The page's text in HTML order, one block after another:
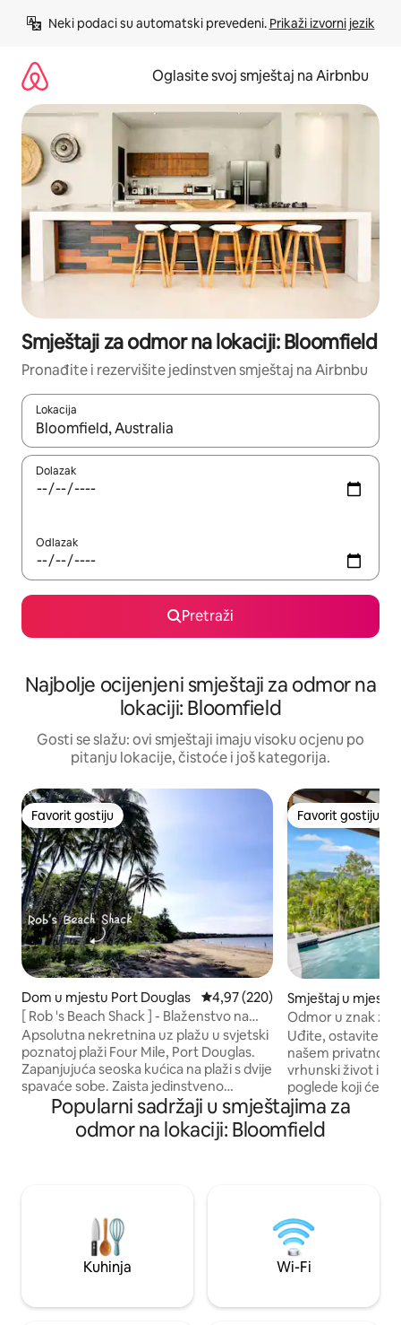
Neki podaci su automatski prevedeni. Prikaži izvorni jezik
Oglasite svoj smještaj na Airbnbu
Smještaji za odmor na lokaciji: Bloomfield
Pronađite i rezervišite jedinstven smještaj na Airbnbu
Lokacija
Kad rezultati budu dostupni, krećite se gore i dolje pomoću
Dolazak
Odlazak
Pretraži
Najbolje ocijenjeni smještaji za odmor na
lokaciji: Bloomfield
Gosti se slažu: ovi smještaji imaju visoku ocjenu po
pitanju lokacije, čistoće i još kategorija.
Favorit gostiju
Favorit gostiju
Dom u mjestu Port Douglas Prosječna ocjena: 4,97 od 5,
4,97 (220)
[ Rob 's Beach Shack ] - Blaženstvo na
plaži
Apsolutna nekretnina uz plažu u svjetski
poznatoj plaži Four Mile, Port Douglas.
Zapanjujuća seoska kućica na plaži s dvije
spavaće sobe. Zaista jedinstveno
iskustvo. Sjednite i pogledajte kako svijet
prolazi na plaži Four Mile Beach s vaše
prednje palube. Gledajte kitesurfing i
Netflix. Zapanjujući 55-inčni Samsung
Frame TV. Svidjet će vam se boravak
Favorit gostiju
Favorit gostiju
Smještaj u mjestu
Odmor u znak
utočište,
Uđite, ostavite
našem
vrhunski život i
poglede koji će
rashladite sa
sa slanom
da upijate
Douglasa i
do pogodnosti
Popularni sadržaji u smještajima za
odmor na lokaciji: Bloomfield
Kuhinja Wi-Fi